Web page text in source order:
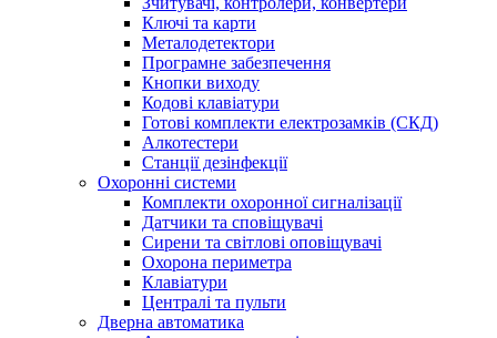
Ключі та карти
Металодетектори
Програмне забезпечення
Кнопки виходу
Кодові клавіатури
Готові комплекти електрозамків (СКД)
Алкотестери
Станції дезінфекції
Охоронні системи
Комплекти охоронної сигналізації
Датчики та сповіщувачі
Сирени та світлові оповіщувачі
Охорона периметра
Клавіатури
Централі та пульти
Дверна автоматика